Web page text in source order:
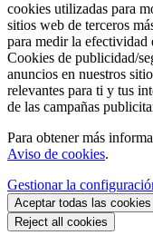
cookies utilizadas para
sitios web de terceros
para medir la efectividad
Cookies de publicidad/
anuncios en nuestros
relevantes para ti y tus
de las campañas
Para obtener más
Aviso de cookies.
Gestionar la
Aceptar todas las cookies
Reject all cookies